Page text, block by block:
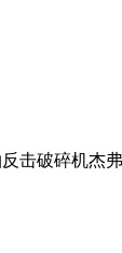
击破碎机杰